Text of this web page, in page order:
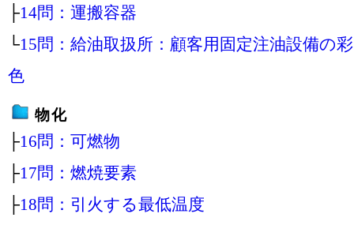
├14問：運搬容器
└15問：給油取扱所：顧客用固定注油設備の彩
色
物化
├16問：可燃物
├17問：燃焼要素
├18問：引火する最低温度